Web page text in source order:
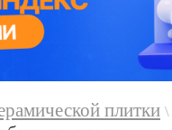
плитки \